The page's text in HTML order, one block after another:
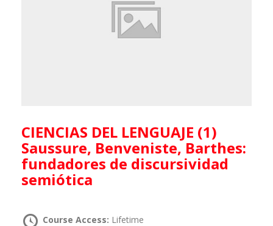
CIENCIAS DEL LENGUAJE (1)
Saussure, Benveniste, Barthes:
fundadores de discursividad
semiótica
Course Access: Lifetime